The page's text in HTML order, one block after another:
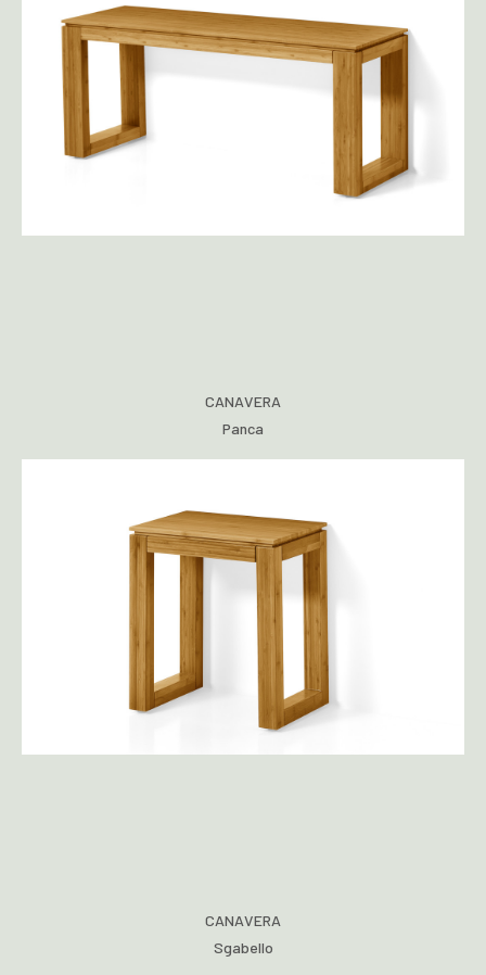
CANAVERA
Panca
CANAVERA
Sgabello